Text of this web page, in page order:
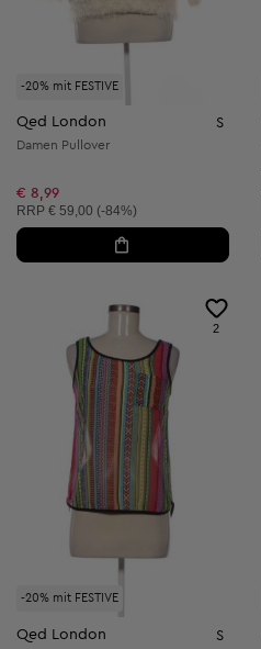
-20% mit FESTIVE
Qed London S
Damen Pullover
€ 8,99
Unverbindliche Preisempfehlung:
RRP € 59,00 (-84%)
-20% mit FESTIVE
2
Qed London S